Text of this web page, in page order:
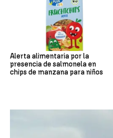
Alerta alimentaria por la
presencia de salmonela en
chips de manzana para niños